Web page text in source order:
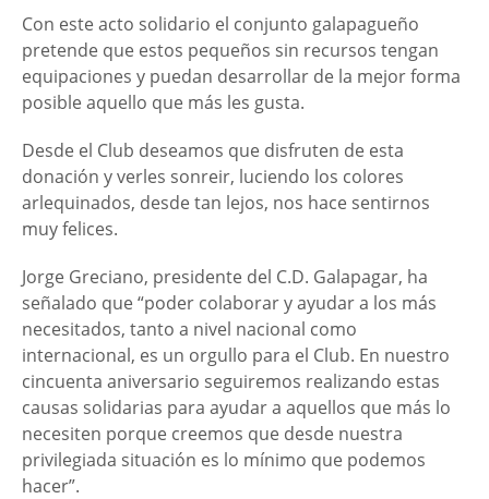
Con este acto solidario el conjunto galapagueño
pretende que estos pequeños sin recursos tengan
equipaciones y puedan desarrollar de la mejor forma
posible aquello que más les gusta.
Desde el Club deseamos que disfruten de esta
donación y verles sonreir, luciendo los colores
arlequinados, desde tan lejos, nos hace sentirnos
muy felices.
Jorge Greciano, presidente del C.D. Galapagar, ha
señalado que “poder colaborar y ayudar a los más
necesitados, tanto a nivel nacional como
internacional, es un orgullo para el Club. En nuestro
cincuenta aniversario seguiremos realizando estas
causas solidarias para ayudar a aquellos que más lo
necesiten porque creemos que desde nuestra
privilegiada situación es lo mínimo que podemos
hacer”.